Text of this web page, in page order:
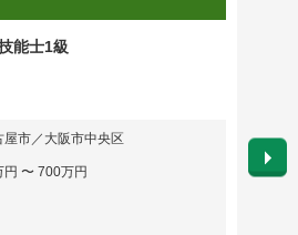
能士1級
市／大阪市中央区
〜 700万円
勤務
大阪
区阿